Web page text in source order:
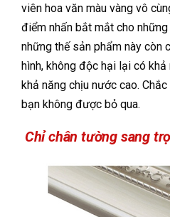
viên hoa văn màu vàng vô
điểm nhấn bắt mắt cho
những thế sản phẩm này còn
hình, không độc hại lại có
khả năng chịu nước cao.
bạn không được bỏ qua.
Chỉ chân tường sang